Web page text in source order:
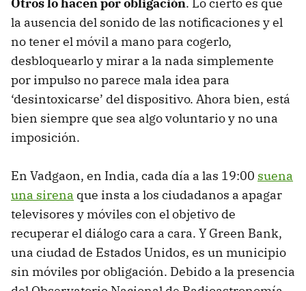
Otros lo hacen por obligación. Lo cierto es que
la ausencia del sonido de las notificaciones y el
no tener el móvil a mano para cogerlo,
desbloquearlo y mirar a la nada simplemente
por impulso no parece mala idea para
‘desintoxicarse’ del dispositivo. Ahora bien, está
bien siempre que sea algo voluntario y no una
imposición.
En Vadgaon, en India, cada día a las 19:00 suena
una sirena que insta a los ciudadanos a apagar
televisores y móviles con el objetivo de
recuperar el diálogo cara a cara. Y Green Bank,
una ciudad de Estados Unidos, es un municipio
sin móviles por obligación. Debido a la presencia